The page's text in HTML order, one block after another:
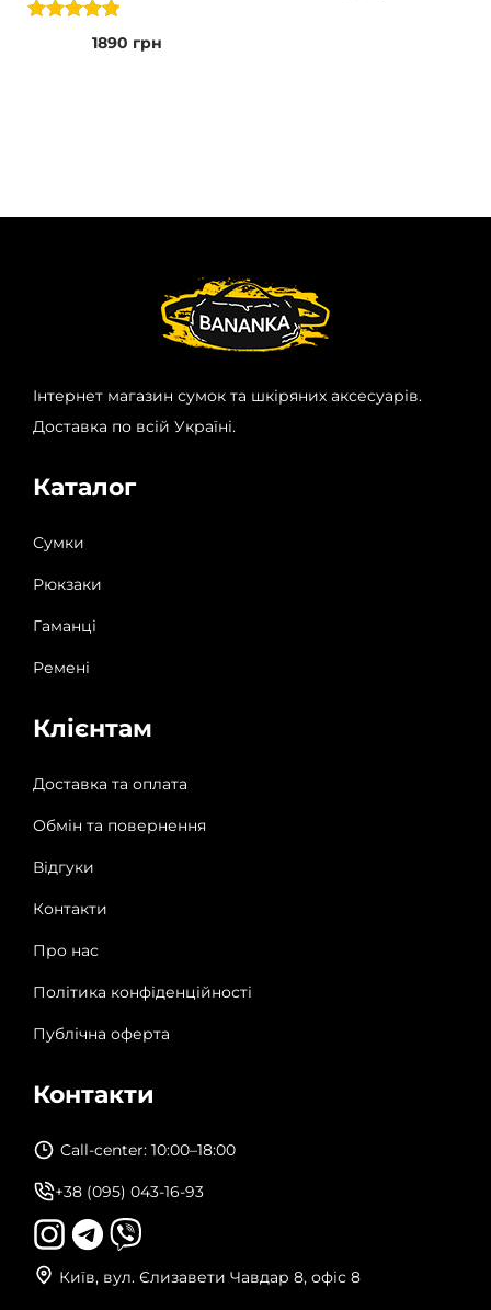
1890 грн
Інтернет магазин сумок та шкіряних аксесуарів.
Доставка по всій Україні.
Каталог
Сумки
Рюкзаки
Гаманці
Ремені
Клієнтам
Доставка та оплата
Обмін та повернення
Відгуки
Контакти
Про нас
Політика конфіденційності
Публічна оферта
Контакти
Call-center: 10:00–18:00
+38 (095) 043-16-93
Київ, вул. Єлизавети Чавдар 8, офіс 8